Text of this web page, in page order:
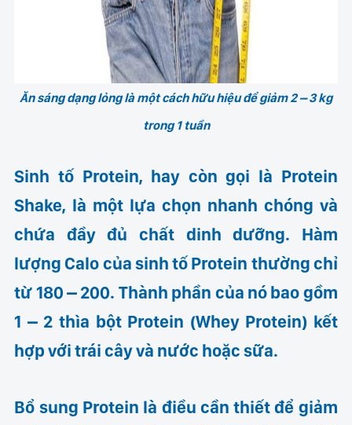
Ăn sáng dạng lỏng là một cách hữu hiệu để giảm 2 – 3 kg
trong 1 tuần
Sinh tố Protein, hay còn gọi là Protein
Shake, là một lựa chọn nhanh chóng và
chứa đầy đủ chất dinh dưỡng. Hàm
lượng Calo của sinh tố Protein thường chỉ
từ 180 – 200. Thành phần của nó bao gồm
1 – 2 thìa bột Protein (Whey Protein) kết
hợp với trái cây và nước hoặc sữa.
Bổ sung Protein là điều cần thiết để giảm